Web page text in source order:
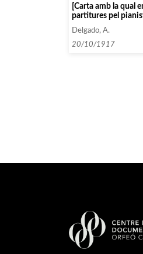
[Carta amb la qual
partitures pel
acompanyi a Aga
Delgado, A.
20/10/1917